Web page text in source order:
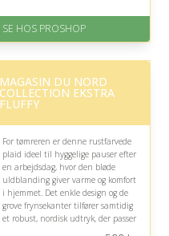
På lager
Levering: 2-12 hverdage
Fremragende Trustpilot rating
SE HOS PROSHOP
MAGASIN DU NORD
COLLECTION EKSTRA
FLUFFY
For tømreren er denne rustfarvede
plaid ideel til hyggelige pauser efter
en arbejdsdag, hvor den bløde
uldblanding giver varme og komfort
i hjemmet. Det enkle design og de
grove frynsekanter tilfører samtidig
et robust, nordisk udtryk, der passer